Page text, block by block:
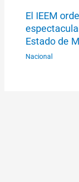
El IEEM
Estado de
Nacional